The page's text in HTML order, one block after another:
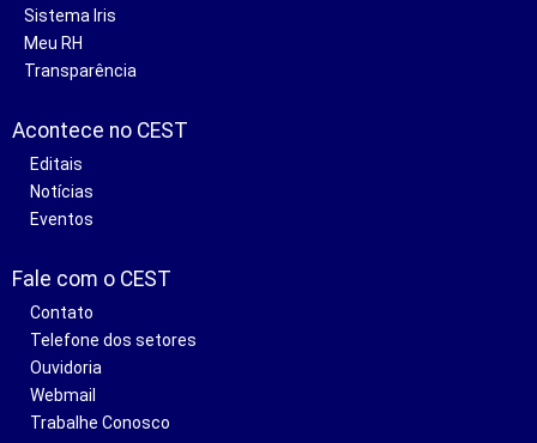
Sistema Iris
Meu RH
Transparência
Acontece no CEST
Editais
Notícias
Eventos
Fale com o CEST
Contato
Telefone dos setores
Ouvidoria
Webmail
Trabalhe Conosco